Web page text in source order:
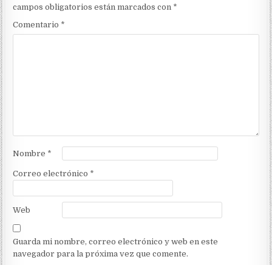
campos obligatorios están marcados con *
Comentario *
Nombre *
Correo electrónico *
Web
Guarda mi nombre, correo electrónico y web en este
navegador para la próxima vez que comente.